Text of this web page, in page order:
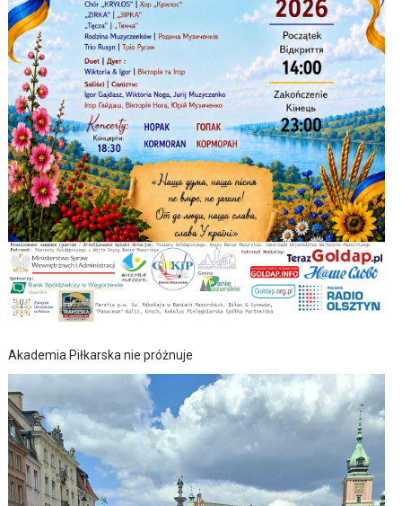
Akademia Piłkarska nie próżnuje